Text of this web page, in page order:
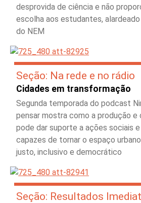
desprovida de ciência e não
escolha aos estudantes,
do NEM
Seção: Na rede e no rádio
Cidades em transformação
Segunda temporada do podcast
pensar mostra como a produção e
pode dar suporte a ações sociais
capazes de tornar o espaço
justo, inclusivo e democrático
Seção: Resultados